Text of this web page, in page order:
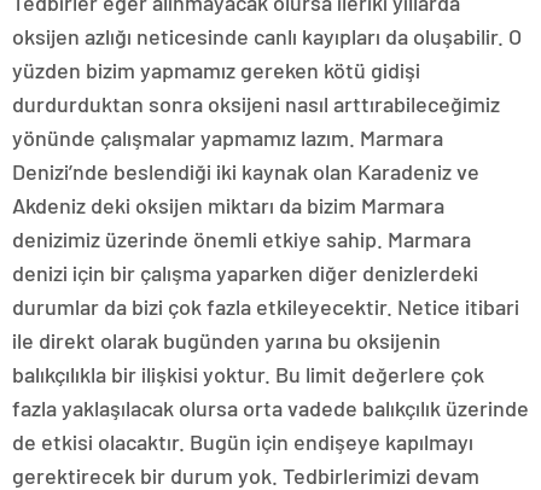
oksijen azlığı neticesinde canlı kayıpları da oluşabilir. O
yüzden bizim yapmamız gereken kötü gidişi
durdurduktan sonra oksijeni nasıl arttırabileceğimiz
yönünde çalışmalar yapmamız lazım. Marmara
Denizi’nde beslendiği iki kaynak olan Karadeniz ve
Akdeniz deki oksijen miktarı da bizim Marmara
denizimiz üzerinde önemli etkiye sahip. Marmara
denizi için bir çalışma yaparken diğer denizlerdeki
durumlar da bizi çok fazla etkileyecektir. Netice itibari
ile direkt olarak bugünden yarına bu oksijenin
balıkçılıkla bir ilişkisi yoktur. Bu limit değerlere çok
fazla yaklaşılacak olursa orta vadede balıkçılık üzerinde
de etkisi olacaktır. Bugün için endişeye kapılmayı
gerektirecek bir durum yok. Tedbirlerimizi devam